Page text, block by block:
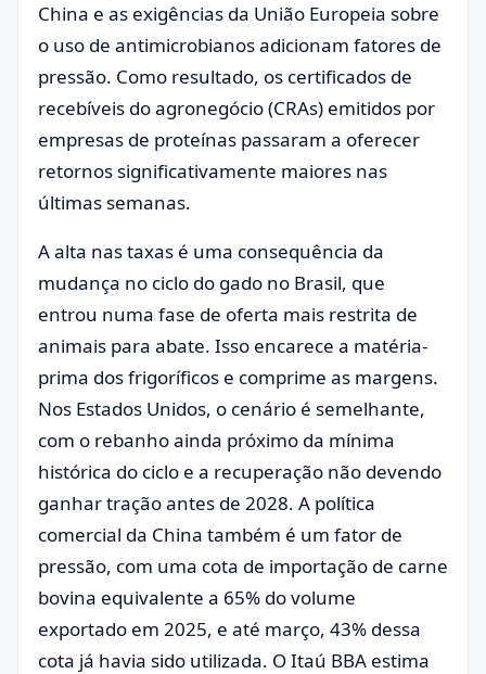
China e as exigências da União Europeia sobre
o uso de antimicrobianos adicionam fatores de
pressão. Como resultado, os certificados de
recebíveis do agronegócio (CRAs) emitidos por
empresas de proteínas passaram a oferecer
retornos significativamente maiores nas
últimas semanas.
A alta nas taxas é uma consequência da
mudança no ciclo do gado no Brasil, que
entrou numa fase de oferta mais restrita de
animais para abate. Isso encarece a matéria-
prima dos frigoríficos e comprime as margens.
Nos Estados Unidos, o cenário é semelhante,
com o rebanho ainda próximo da mínima
histórica do ciclo e a recuperação não devendo
ganhar tração antes de 2028. A política
comercial da China também é um fator de
pressão, com uma cota de importação de carne
bovina equivalente a 65% do volume
exportado em 2025, e até março, 43% dessa
cota já havia sido utilizada. O Itaú BBA estima